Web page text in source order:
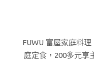
FUWU 富屋家庭料
庭定食，200多元享